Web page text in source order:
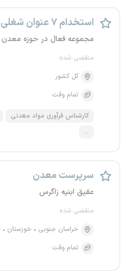
استخدام ۷ عنوان شغلی
مجموعه فعال در حوزه معدن
منقضی شده
کل کشور
تمام وقت
کارشناس فرآوری مواد معدنی
...
سرپرست معدن
عقیق ابنیه زاگرس
منقضی شده
خراسان جنوبی
خوزستان
تمام وقت